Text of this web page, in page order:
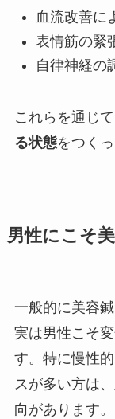
血流改善に
表情筋の緊
自律神経の
これらを通じて
る状態をつくっ
男性にこそ
一般的に美容
実は男性こそ
す。特に慢性
スが多い方は、
向があります。